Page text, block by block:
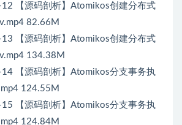
【源码剖析】Atomikos创建分布式
82.66M
【源码剖析】Atomikos创建分布式
134.38M
【源码剖析】Atomikos分支事务执
124.55M
【源码剖析】Atomikos分支事务执
124.84M